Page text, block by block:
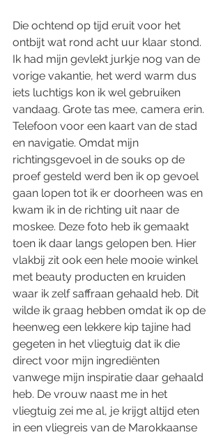
Die ochtend op tijd eruit voor het
ontbijt wat rond acht uur klaar stond.
Ik had mijn gevlekt jurkje nog van de
vorige vakantie, het werd warm dus
iets luchtigs kon ik wel gebruiken
vandaag. Grote tas mee, camera erin.
Telefoon voor een kaart van de stad
en navigatie. Omdat mijn
richtingsgevoel in de souks op de
proef gesteld werd ben ik op gevoel
gaan lopen tot ik er doorheen was en
kwam ik in de richting uit naar de
moskee. Deze foto heb ik gemaakt
toen ik daar langs gelopen ben. Hier
vlakbij zit ook een hele mooie winkel
met beauty producten en kruiden
waar ik zelf saffraan gehaald heb. Dit
wilde ik graag hebben omdat ik op de
heenweg een lekkere kip tajine had
gegeten in het vliegtuig dat ik die
direct voor mijn ingrediënten
vanwege mijn inspiratie daar gehaald
heb. De vrouw naast me in het
vliegtuig zei me al, je krijgt altijd eten
in een vliegreis van de Marokkaanse